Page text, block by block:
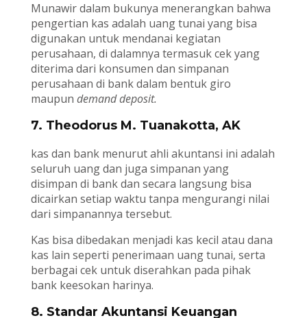
Munawir dalam bukunya menerangkan bahwa
pengertian kas adalah uang tunai yang bisa
digunakan untuk mendanai kegiatan
perusahaan, di dalamnya termasuk cek yang
diterima dari konsumen dan simpanan
perusahaan di bank dalam bentuk giro
maupun demand deposit.
7. Theodorus M. Tuanakotta, AK
kas dan bank menurut ahli akuntansi ini adalah
seluruh uang dan juga simpanan yang
disimpan di bank dan secara langsung bisa
dicairkan setiap waktu tanpa mengurangi nilai
dari simpanannya tersebut.
Kas bisa dibedakan menjadi kas kecil atau dana
kas lain seperti penerimaan uang tunai, serta
berbagai cek untuk diserahkan pada pihak
bank keesokan harinya.
8. Standar Akuntansi Keuangan